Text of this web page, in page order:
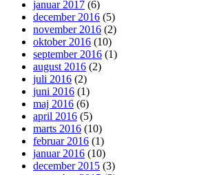
januar 2017 (6)
december 2016 (5)
november 2016 (2)
oktober 2016 (10)
september 2016 (1)
august 2016 (2)
juli 2016 (2)
juni 2016 (1)
maj 2016 (6)
april 2016 (5)
marts 2016 (10)
februar 2016 (1)
januar 2016 (10)
december 2015 (3)